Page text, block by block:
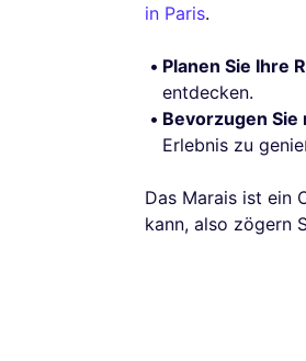
in Paris.
Planen Sie Ihre
entdecken.
Bevorzugen
Erlebnis zu
Das Marais ist ein
kann, also zögern